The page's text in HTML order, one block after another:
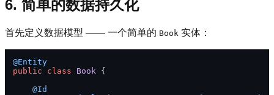
6. 简单的数据持久化
首先定义数据模型 —— 一个简单的 Book 实体：
@Entity
public
class Book {
@Id